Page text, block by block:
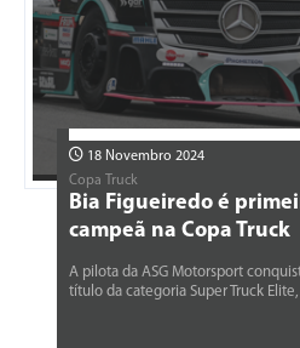
18 Novembro 2024
Copa Truck
Bia Figueiredo é
campeã na Copa Truck
A pilota da ASG Motorsport
título da categoria Super Truck